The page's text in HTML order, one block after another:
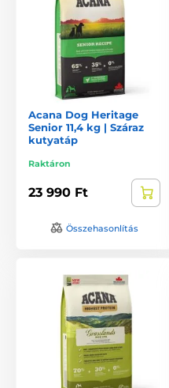
Acana Dog Heritage
Senior 11,4 kg | Száraz
kutyatáp
Raktáron
23 990 Ft
Összehasonlítás